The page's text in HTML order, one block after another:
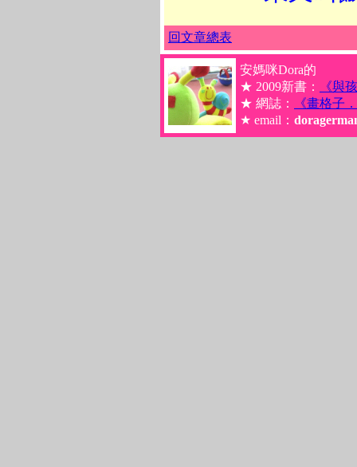
回文章總表
安媽咪Dora的
★ 2009新書：
《與
★ 網誌：
《畫格子
★ email：